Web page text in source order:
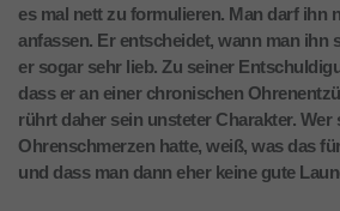
es mal nett zu formulieren. Man darf ihn
anfassen. Er entscheidet, wann man ihn
er sogar sehr lieb. Zu seiner
dass er an einer chronischen
rührt daher sein unsteter Charakter. Wer
Ohrenschmerzen hatte, weiß, was das
und dass man dann eher keine gute